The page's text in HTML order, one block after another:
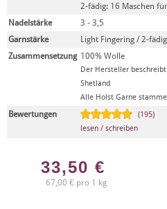
2-fädig: 16 Maschen
Nadelstärke
3 - 3,5
Garnstärke
Light Fingering / 2-fädig
Zusammensetzung 100% Wolle
Der Hersteller
Shetland
Alle Holst Garne
Bewertungen
(195)
lesen / schreiben
33,50 €
67,00 € pro 1 kg